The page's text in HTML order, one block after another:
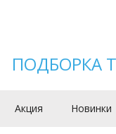
ПОДБОРКА
Акция Новинки